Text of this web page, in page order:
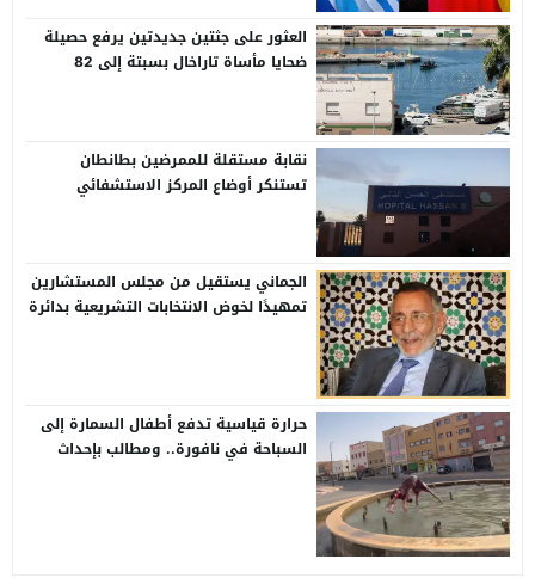
العثور على جثتين جديدتين يرفع حصيلة
ضحايا مأساة تاراخال بسبتة إلى 82
نقابة مستقلة للممرضين بطانطان
تستنكر أوضاع المركز الاستشفائي
الجماني يستقيل من مجلس المستشارين
تمهيدًا لخوض الانتخابات التشريعية بدائرة
حرارة قياسية تدفع أطفال السمارة إلى
السباحة في نافورة.. ومطالب بإحداث